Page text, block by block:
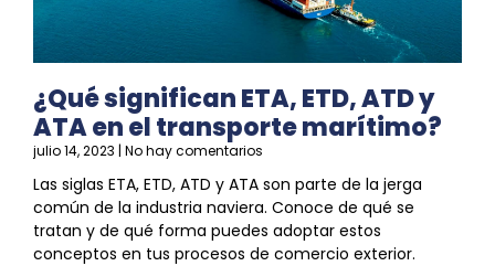
¿Qué significan ETA, ETD, ATD y
ATA en el transporte marítimo?
julio 14, 2023 No hay comentarios
Las siglas ETA, ETD, ATD y ATA son parte de la jerga
común de la industria naviera. Conoce de qué se
tratan y de qué forma puedes adoptar estos
conceptos en tus procesos de comercio exterior.